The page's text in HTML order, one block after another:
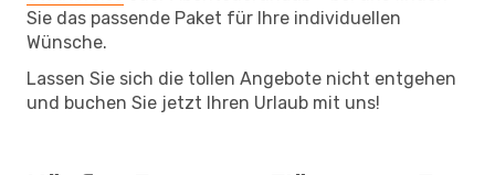
Sie das passende Paket für Ihre individuellen
Wünsche.
Lassen Sie sich die tollen Angebote nicht entgehen
und buchen Sie jetzt Ihren Urlaub mit uns!